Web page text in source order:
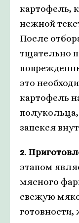
картофель,
нежной
После
тщательно
это
картофель
запекся
2.
этапом
мясного
свежую
готовности,